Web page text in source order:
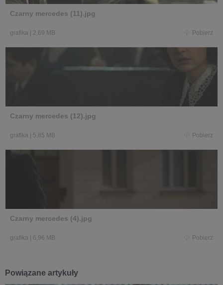
Czarny mercedes (11).jpg
grafika 2,69 MB Pobierz
Czarny mercedes (12).jpg
grafika 5,85 MB Pobierz
Czarny mercedes (4).jpg
grafika 6,96 MB Pobierz
Powiązane artykuły